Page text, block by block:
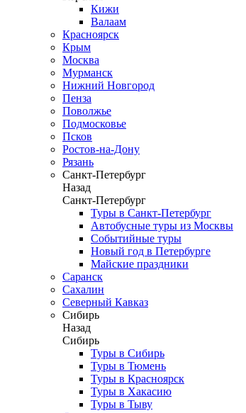
Кижи
Валаам
Красноярск
Крым
Москва
Мурманск
Нижний Новгород
Пенза
Поволжье
Подмосковье
Псков
Ростов-на-Дону
Рязань
Санкт-Петербург
Назад
Санкт-Петербург
Туры в Санкт-Петербург
Автобусные туры из Москвы
Событийные туры
Новый год в Петербурге
Майские праздники
Саранск
Сахалин
Северный Кавказ
Сибирь
Назад
Сибирь
Туры в Сибирь
Туры в Тюмень
Туры в Красноярск
Туры в Хакасию
Туры в Тыву